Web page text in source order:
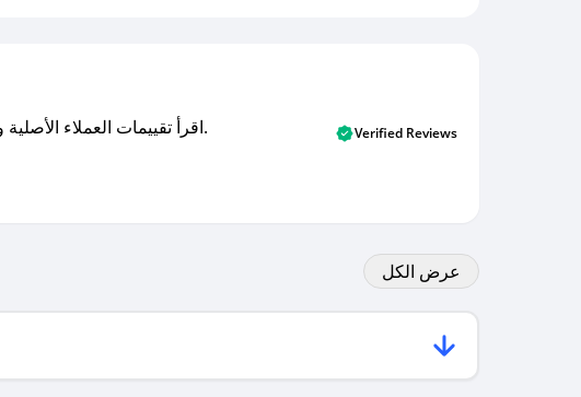
اقرأ تقييمات العملاء الأصلية والتقييمات من المشترين المتحققين. اكتشف ما يعتقده المستخدمون الحقيقيون حول خدمتنا وتعلم من تجاربهم. Verified Reviews
عرض الكل